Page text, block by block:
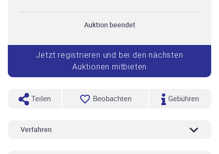
Auktion beendet
Jetzt registrieren und bei den nächsten
Auktionen mitbieten
Teilen Beobachten Gebühren
Verfahren